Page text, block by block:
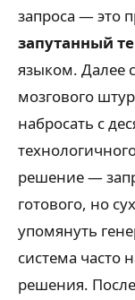
запроса — это
запутанный
языком. Далее
мозгового
набросать с
решение —
готового, но
упомянуть
система часто
решения.